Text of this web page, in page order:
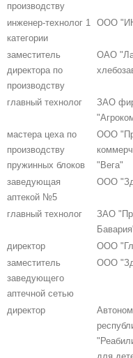
производству
инженер-технолог 1
категории
ООО
заместитель
директора по
производству
ОАО
главный технолог
ЗАО
мастера цеха по
производству
пружинных блоков
ООО
"Вега"
заведующая
аптекой №5
ООО
главный технолог
ЗАО
директор
ООО
заместитель
заведующего
аптечной сетью
ООО
директор